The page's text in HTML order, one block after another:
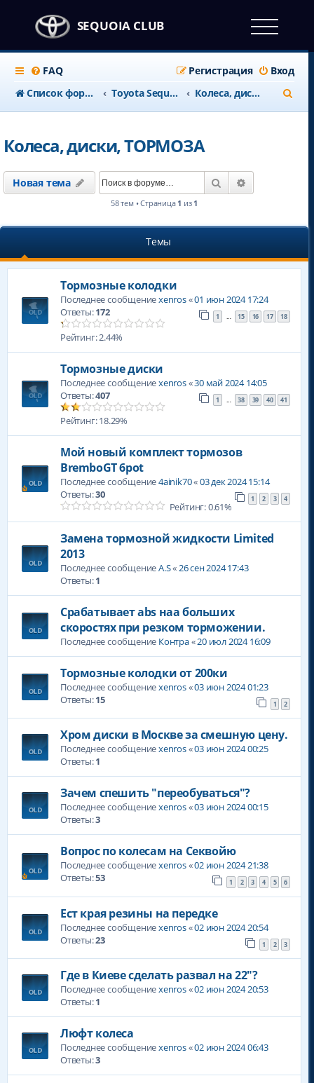
SEQUOIA CLUB
FAQ Вход
Регистрация
Список форумов
Тоyota Sequoia c 2008 года Колеса, диски, ТОРМОЗА
о
Колеса, диски, ТОРМОЗА
Новая тема Поиск
58 тем • Страница 1 из 1
Темы
Тормозные колодки
Последнее сообщениеxenros«01 июн 2024 17:24
Ответы:172 1 … 15 16 17 18
Рейтинг: 2.44%
Тормозные диски
Последнее сообщениеxenros«30 май 2024 14:05
Ответы:407 1 … 38 39 40 41
Рейтинг: 18.29%
Мой новый комплект тормозов
BremboGT 6pot
Последнее сообщение4ainik70«03 дек 2024 15:14
Ответы:30 1 2 3 4
Рейтинг: 0.61%
Замена тормозной жидкости Limited
2013
Последнее сообщениеA.S«26 сен 2024 17:43
Ответы:1
Срабатывает abs наа больших
скоростях при резком торможении.
Последнее сообщение Контра«20 июл 2024 16:09
Тормозные колодки от 200ки
Последнее сообщениеxenros«03 июн 2024 01:23
Ответы:15 1 2
Хром диски в Москве за смешную цену.
Последнее сообщениеxenros«03 июн 2024 00:25
Ответы:1
Зачем спешить "переобуваться"?
Последнее сообщениеxenros«03 июн 2024 00:15
Ответы:3
Вопрос по колесам на Секвойю
Последнее сообщениеxenros«02 июн 2024 21:38
Ответы:53 1 2 3 4 5 6
Ест края резины на передке
Последнее сообщениеxenros«02 июн 2024 20:54
Ответы:23 1 2 3
Где в Киеве сделать развал на 22"?
Последнее сообщениеxenros«02 июн 2024 20:53
Ответы:1
Люфт колеса
Последнее сообщениеxenros«02 июн 2024 06:43
Ответы:3